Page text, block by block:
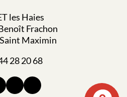
les Haies
Frachon
Maximin
28 20 68